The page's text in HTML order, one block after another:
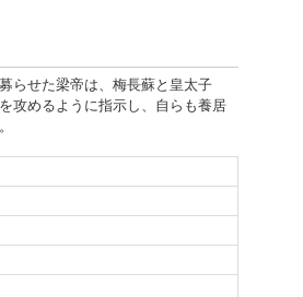
らせた梁帝は、梅長蘇と皇太子
攻めるように指示し、自らも養居